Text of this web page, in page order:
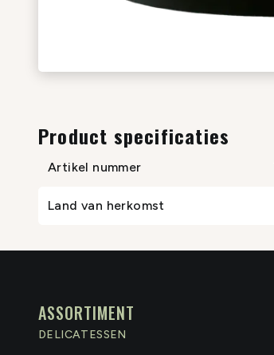
Product specificaties
Artikel nummer
Land van herkomst
ASSORTIMENT
DELICATESSEN